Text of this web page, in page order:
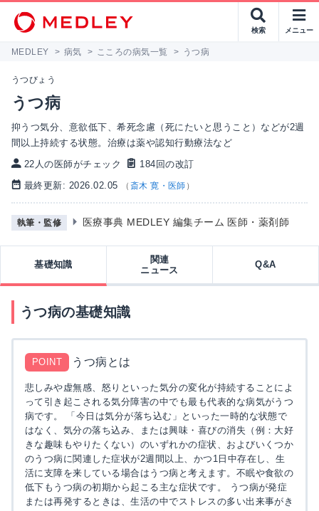
検索 メニュー
MEDLEY > 病気 > こころの病気一覧 > うつ病
うつびょう
うつ病
抑うつ気分、意欲低下、希死念慮（死にたいと思うこと）などが2週
間以上持続する状態。治療は薬や認知行動療法など
22人の医師がチェック
184回の改訂
最終更新: 2026.02.05
（ 斎木 寛・医師 ）
執筆・監修 医療事典 MEDLEY 編集チーム 医師・薬剤師
基礎知識
関連
ニュース
Q&A
うつ病の基礎知識
POINT うつ病とは
悲しみや虚無感、怒りといった気分の変化が持続することによ
って引き起こされる気分障害の中でも最も代表的な病気がうつ
病です。 「今日は気分が落ち込む」といった一時的な状態で
はなく、気分の落ち込み、または興味・喜びの消失（例：大好
きな趣味もやりたくない）のいずれかの症状、およびいくつか
のうつ病に関連した症状が2週間以上、かつ1日中存在し、生
活に支障を来している場合はうつ病と考えます。不眠や食欲の
低下もうつ病の初期から起こる主な症状です。 うつ病が発症
または再発するときは、生活の中でストレスの多い出来事がき